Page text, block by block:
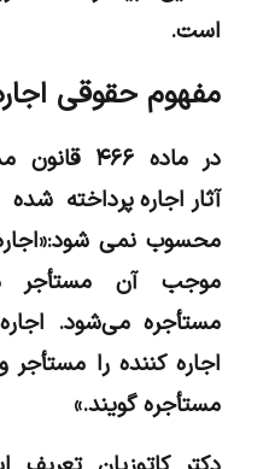
است.
مفهوم حقوقی
در ماده
آثار اجاره پرداخته
محسوب نمی
موجب آن مستأجر
مستأجره می‌شود.
اجاره کننده را مستأجر
مستأجره گویند.»